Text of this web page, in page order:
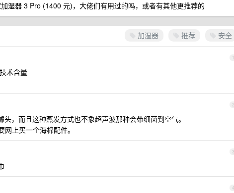
湿器 3 Pro (1400 元)，大佬们有用过的吗，或者有其他更推荐的
加湿器 推荐 安全
1
术含量
2
，而且这种蒸发方式也不象超声波那种会带细菌到空气。
上买一个海棉配件。
3
4